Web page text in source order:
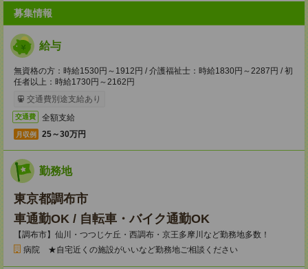
募集情報
給与
無資格の方：時給1530円～1912円 / 介護福祉士：時給1830円～2287円 / 初
任者以上：時給1730円～2162円
交通費別途支給あり
交通費 全額支給
月収例 25～30万円
勤務地
東京都調布市
車通勤OK / 自転車・バイク通勤OK
【調布市】仙川・つつじケ丘・西調布・京王多摩川など勤務地多数！
病院 ★自宅近くの施設がいいなど勤務地ご相談ください